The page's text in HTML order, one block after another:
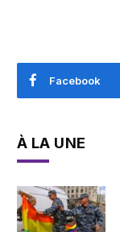
Facebook
À LA UNE